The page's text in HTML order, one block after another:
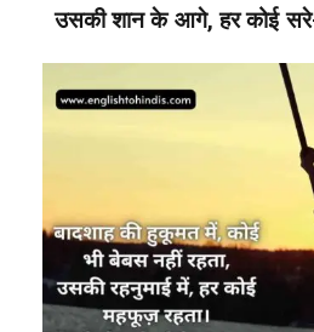
उसकी शान के आगे, हर कोई